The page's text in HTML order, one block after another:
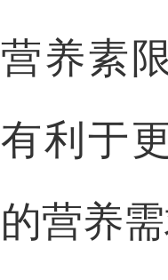
营养素
有利于
的营养